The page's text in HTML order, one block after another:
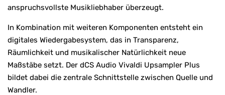
anspruchsvollste Musikliebhaber überzeugt.
In Kombination mit weiteren Komponenten entsteht ein
digitales Wiedergabesystem, das in Transparenz,
Räumlichkeit und musikalischer Natürlichkeit neue
Maßstäbe setzt. Der dCS Audio Vivaldi Upsampler Plus
bildet dabei die zentrale Schnittstelle zwischen Quelle und
Wandler.